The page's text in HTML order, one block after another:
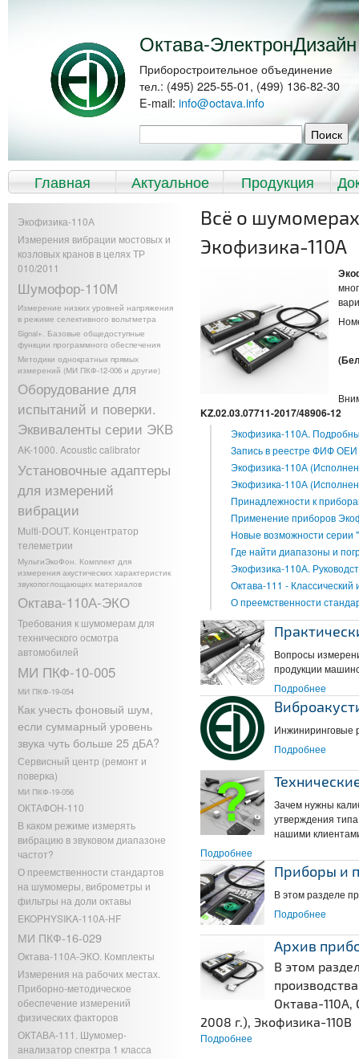
Октава-ЭлектронДизайн
Приборостроительное объединение
тел.: (495) 225-55-01, (499) 136-82-30
E-mail: info@octava.info
Форма поиска
Поиск
Главное меню
Главная Актуальное Продукция
Всё о
Экофизика-110А
KZ.02.03.07711-2017/48906-12
Экофизика-110А.
Запись в реестре ФИФ ОЕИ
Экофизика-110А
Экофизика-110А
Принадлежности к
Применение приборов
Новые возможности серии
Где найти диапазоны и
Экофизика-110А.
Октава-111 -
О преемственности
Вопросы
продукции
Подробнее
Инжиниринговые
Подробнее
Зачем нужны
утверждения
нашими
Подробнее
Приборы и
В этом разделе
Подробнее
Архив
В этом
Октава-110А,
2008 г.), Экофизика-110В
Подробнее
Экофизика-110А
Измерения вибрации мостовых и
козловых кранов в целях ТР
010/2011
Шумофор-110М
Измерение низких уровней напряжения
в режиме селективного вольтметра
Signal+. Базовые общедоступные
функции программного обеспечения
Методики однократных прямых
измерений (МИ ПКФ-12-006 и другие)
Оборудование для
испытаний и поверки.
Эквиваленты серии ЭКВ
AK-1000. Acoustic calibrator
Установочные адаптеры
для измерений
вибрации
Multi-DOUT. Концентратор
телеметрии
МультиЭкоФон. Комплект для
измерения акустических характеристик
звукопоглощающих материалов
Октава-110А-ЭКО
Требования к шумомерам для
технического осмотра
автомобилей
МИ ПКФ-10-005
МИ ПКФ-19-054
Как учесть фоновый шум,
если суммарный уровень
звука чуть больше 25 дБА?
Сервисный центр (ремонт и
поверка)
МИ ПКФ-19-056
ОКТАФОН-110
В каком режиме измерять
вибрацию в звуковом диапазоне
частот?
О преемственности стандартов
на шумомеры, виброметры и
фильтры на доли октавы
EKOPHYSIKA-110A-HF
МИ ПКФ-16-029
Октава-110А-ЭКО. Комплекты
Измерения на рабочих местах.
Приборно-методическое
обеспечение измерений
физических факторов
ОКТАВА-111. Шумомер-
анализатор спектра 1 класса